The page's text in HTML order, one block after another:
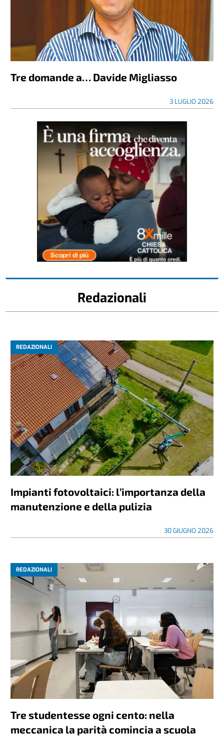
Tre domande a… Davide Migliasso
3 LUGLIO 2026
Redazionali
REDAZIONALI
Impianti fotovoltaici: l’importanza della
manutenzione e della pulizia
30 GIUGNO 2026
REDAZIONALI
Tre studentesse ogni cento: nella
meccanica la parità comincia a scuola